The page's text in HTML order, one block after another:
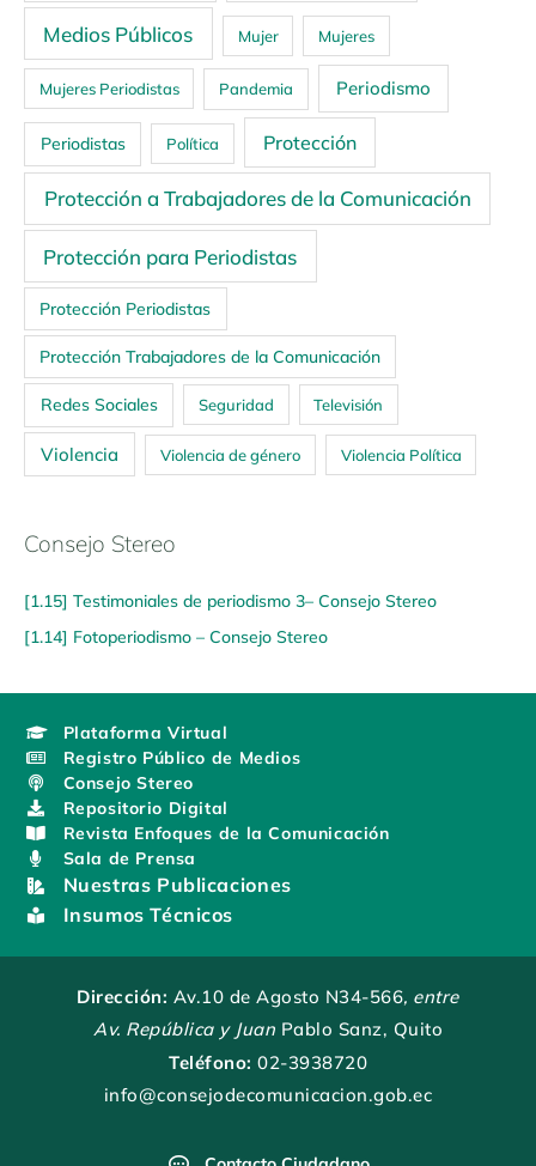
Medios Públicos Mujer Mujeres
Mujeres Periodistas Pandemia Periodismo
Periodistas Política Protección
Protección a Trabajadores de la Comunicación
Protección para Periodistas
Protección Periodistas
Protección Trabajadores de la Comunicación
Redes Sociales Seguridad Televisión
Violencia Violencia de género Violencia Política
Consejo Stereo
[1.15] Testimoniales de periodismo 3– Consejo Stereo
[1.14] Fotoperiodismo – Consejo Stereo
Plataforma Virtual
Registro Público de Medios
Consejo Stereo
Repositorio Digital
Revista Enfoques de la Comunicación
Sala de Prensa
Nuestras Publicaciones
Insumos Técnicos
Dirección: Av.10 de Agosto N34-566, entre
Av. República y Juan Pablo Sanz, Quito
Teléfono: 02-3938720
info@consejodecomunicacion.gob.ec